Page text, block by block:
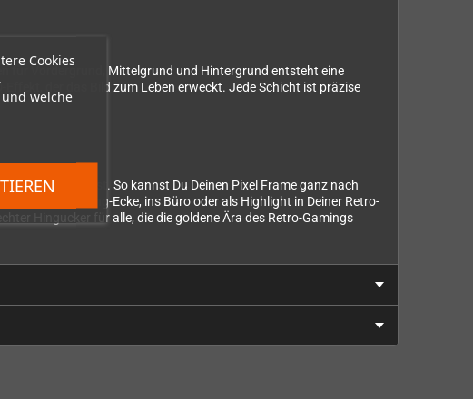
Cookies
welche
für Vordergrund, Mittelgrund und Hintergrund entsteht eine
der das Bild zum Leben erweckt. Jede Schicht ist präzise
kannst. So kannst Du Deinen Pixel Frame ganz nach
in jede Gaming-Ecke, ins Büro oder als Highlight in Deiner Retro-
Hingucker für alle, die die goldene Ära des Retro-Gamings